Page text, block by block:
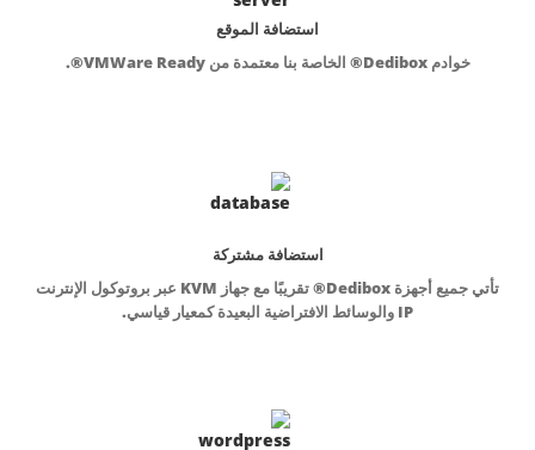
استضافة الموقع
خوادم Dedibox® الخاصة بنا معتمدة من VMWare Ready®.
استضافة مشتركة
تأتي جميع أجهزة Dedibox® تقريبًا مع جهاز KVM عبر بروتوكول الإنترنت
IP والوسائط الافتراضية البعيدة كمعيار قياسي.